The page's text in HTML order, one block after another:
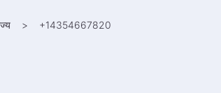
> +14354667820